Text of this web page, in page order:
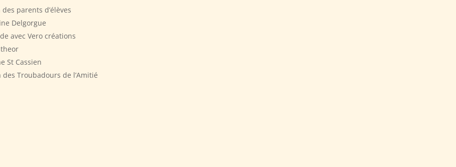
parents d’élèves
Delgorgue
avec Vero créations
St Cassien
des Troubadours de l’Amitié